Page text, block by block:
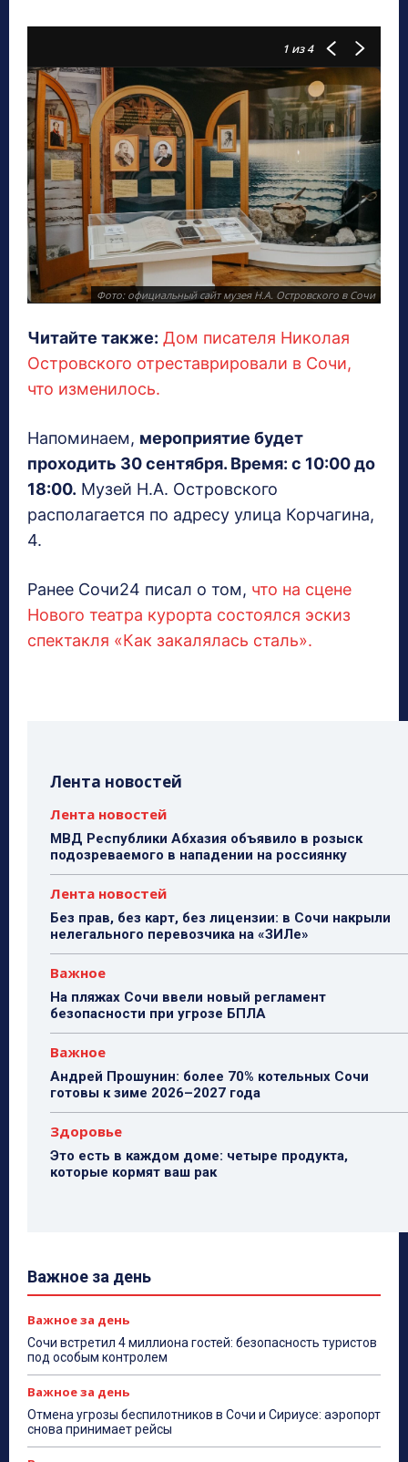
1 из 4
Фото: официальный сайт музея Н.А. Островского в Сочи
Читайте также: Дом писателя Николая
Островского отреставрировали в Сочи,
что изменилось.
Напоминаем, мероприятие будет
проходить 30 сентября. Время: с 10:00 до
18:00. Музей Н.А. Островского
располагается по адресу улица Корчагина,
4.
Ранее Сочи24 писал о том, что на сцене
Нового театра курорта состоялся эскиз
спектакля «Как закалялась сталь».
Лента новостей
Лента новостей
МВД Республики Абхазия объявило в розыск
подозреваемого в нападении на россиянку
Лента новостей
Без прав, без карт, без лицензии: в Сочи накрыли
нелегального перевозчика на «ЗИЛе»
Важное
На пляжах Сочи ввели новый регламент
безопасности при угрозе БПЛА
Важное
Андрей Прошунин: более 70% котельных Сочи
готовы к зиме 2026–2027 года
Здоровье
Это есть в каждом доме: четыре продукта,
которые кормят ваш рак
Важное за день
Важное за день
Сочи встретил 4 миллиона гостей: безопасность туристов
под особым контролем
Важное за день
Отмена угрозы беспилотников в Сочи и Сириусе: аэропорт
снова принимает рейсы